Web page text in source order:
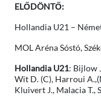
ELŐDÖNTŐ:
Hollandia U21 –
MOL Aréna Sóstó,
Hollandia U21: Bijlow
Wit D. (C), Harroui
Kluivert J., Malacia T.,